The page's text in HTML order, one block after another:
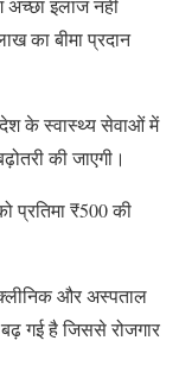
इलाज नहीं
का बीमा प्रदान
देश के स्वास्थ्य सेवाओं में
की जाएगी।
प्रतिमा ₹500 की
और अस्पताल
गई है जिससे रोजगार